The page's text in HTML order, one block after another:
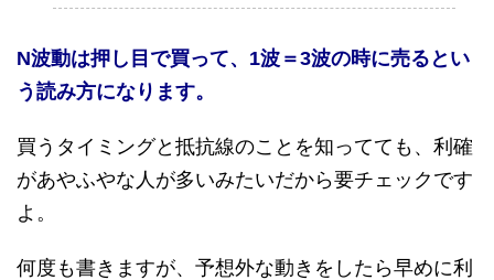
N波動は押し目で買って、1波＝3波の時に売るとい
う読み方になります。
買うタイミングと抵抗線のことを知ってても、利確
があやふやな人が多いみたいだから要チェックです
よ。
何度も書きますが、予想外な動きをしたら早めに利